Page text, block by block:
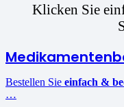
Klicken Sie
Bestellen Sie einfach &
…